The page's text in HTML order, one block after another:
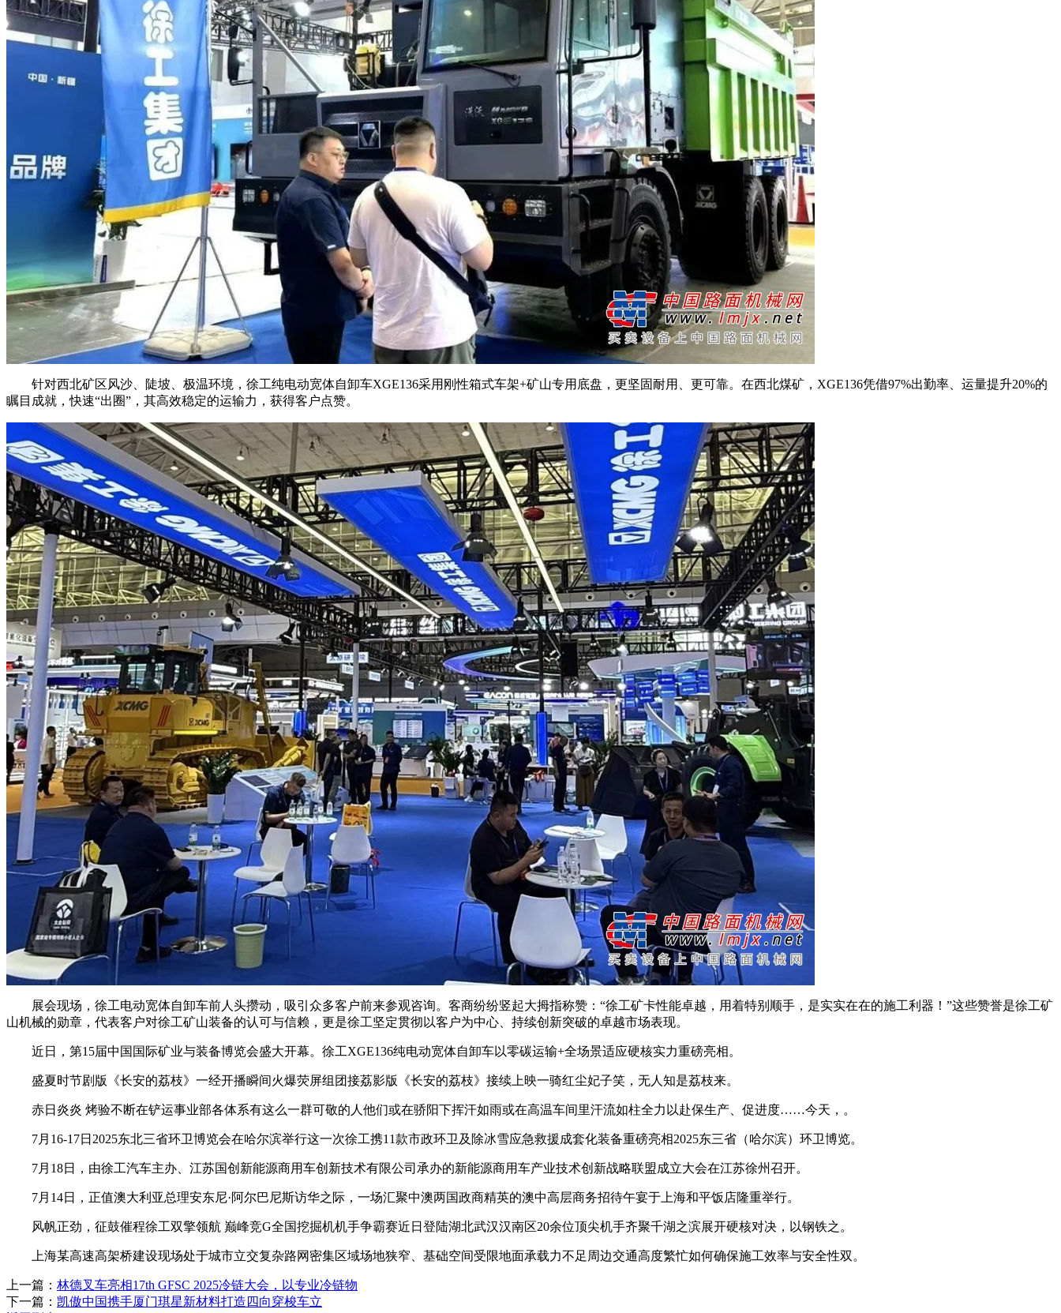
针对西北矿区风沙、陡坡、极温环境，徐工纯电动宽体自卸车XGE136采用刚性箱式车架+矿山专用底盘，更坚固耐用、更可靠。在西北煤矿，XGE136凭借97%出勤率、运量提升20%的
瞩目成就，快速“出圈”，其高效稳定的运输力，获得客户点赞。
展会现场，徐工电动宽体自卸车前人头攒动，吸引众多客户前来参观咨询。客商纷纷竖起大拇指称赞：“徐工矿卡性能卓越，用着特别顺手，是实实在在的施工利器！”这些赞誉是徐工矿
山机械的勋章，代表客户对徐工矿山装备的认可与信赖，更是徐工坚定贯彻以客户为中心、持续创新突破的卓越市场表现。
近日，第15届中国国际矿业与装备博览会盛大开幕。徐工XGE136纯电动宽体自卸车以零碳运输+全场景适应硬核实力重磅亮相。
盛夏时节剧版《长安的荔枝》一经开播瞬间火爆荧屏组团接荔影版《长安的荔枝》接续上映一骑红尘妃子笑，无人知是荔枝来。
赤日炎炎 烤验不断在铲运事业部各体系有这么一群可敬的人他们或在骄阳下挥汗如雨或在高温车间里汗流如柱全力以赴保生产、促进度……今天，。
7月16-17日2025东北三省环卫博览会在哈尔滨举行这一次徐工携11款市政环卫及除冰雪应急救援成套化装备重磅亮相2025东三省（哈尔滨）环卫博览。
7月18日，由徐工汽车主办、江苏国创新能源商用车创新技术有限公司承办的新能源商用车产业技术创新战略联盟成立大会在江苏徐州召开。
7月14日，正值澳大利亚总理安东尼·阿尔巴尼斯访华之际，一场汇聚中澳两国政商精英的澳中高层商务招待午宴于上海和平饭店隆重举行。
风帆正劲，征鼓催程徐工双擎领航 巅峰竞G全国挖掘机机手争霸赛近日登陆湖北武汉汉南区20余位顶尖机手齐聚千湖之滨展开硬核对决，以钢铁之。
上海某高速高架桥建设现场处于城市立交复杂路网密集区域场地狭窄、基础空间受限地面承载力不足周边交通高度繁忙如何确保施工效率与安全性双。
上一篇： 林德叉车亮相17th GFSC 2025冷链大会，以专业冷链物
下一篇： 凯傲中国携手厦门琪星新材料打造四向穿梭车立